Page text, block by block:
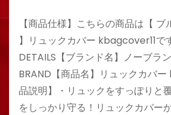
【商品仕様】こちらの商品は【 ブ
】リュックカバー kbagcover11で
DETAILS【ブランド名】ノーブラ
BRAND【商品名】リュックカバ
品説明】・リュックをすっぽりと
をしっかり守る！リュックカバー